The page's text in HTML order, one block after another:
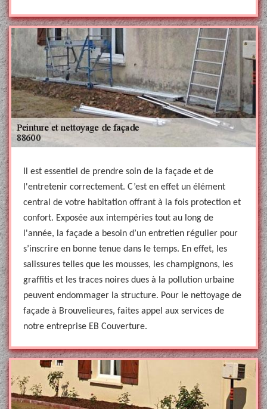
Il est essentiel de prendre soin de la façade et de
l'entretenir correctement. C’est en effet un élément
central de votre habitation offrant à la fois protection et
confort. Exposée aux intempéries tout au long de
l'année, la façade a besoin d’un entretien régulier pour
s’inscrire en bonne tenue dans le temps. En effet, les
salissures telles que les mousses, les champignons, les
graffitis et les traces noires dues à la pollution urbaine
peuvent endommager la structure. Pour le nettoyage de
façade à Brouvelieures, faites appel aux services de
notre entreprise EB Couverture.